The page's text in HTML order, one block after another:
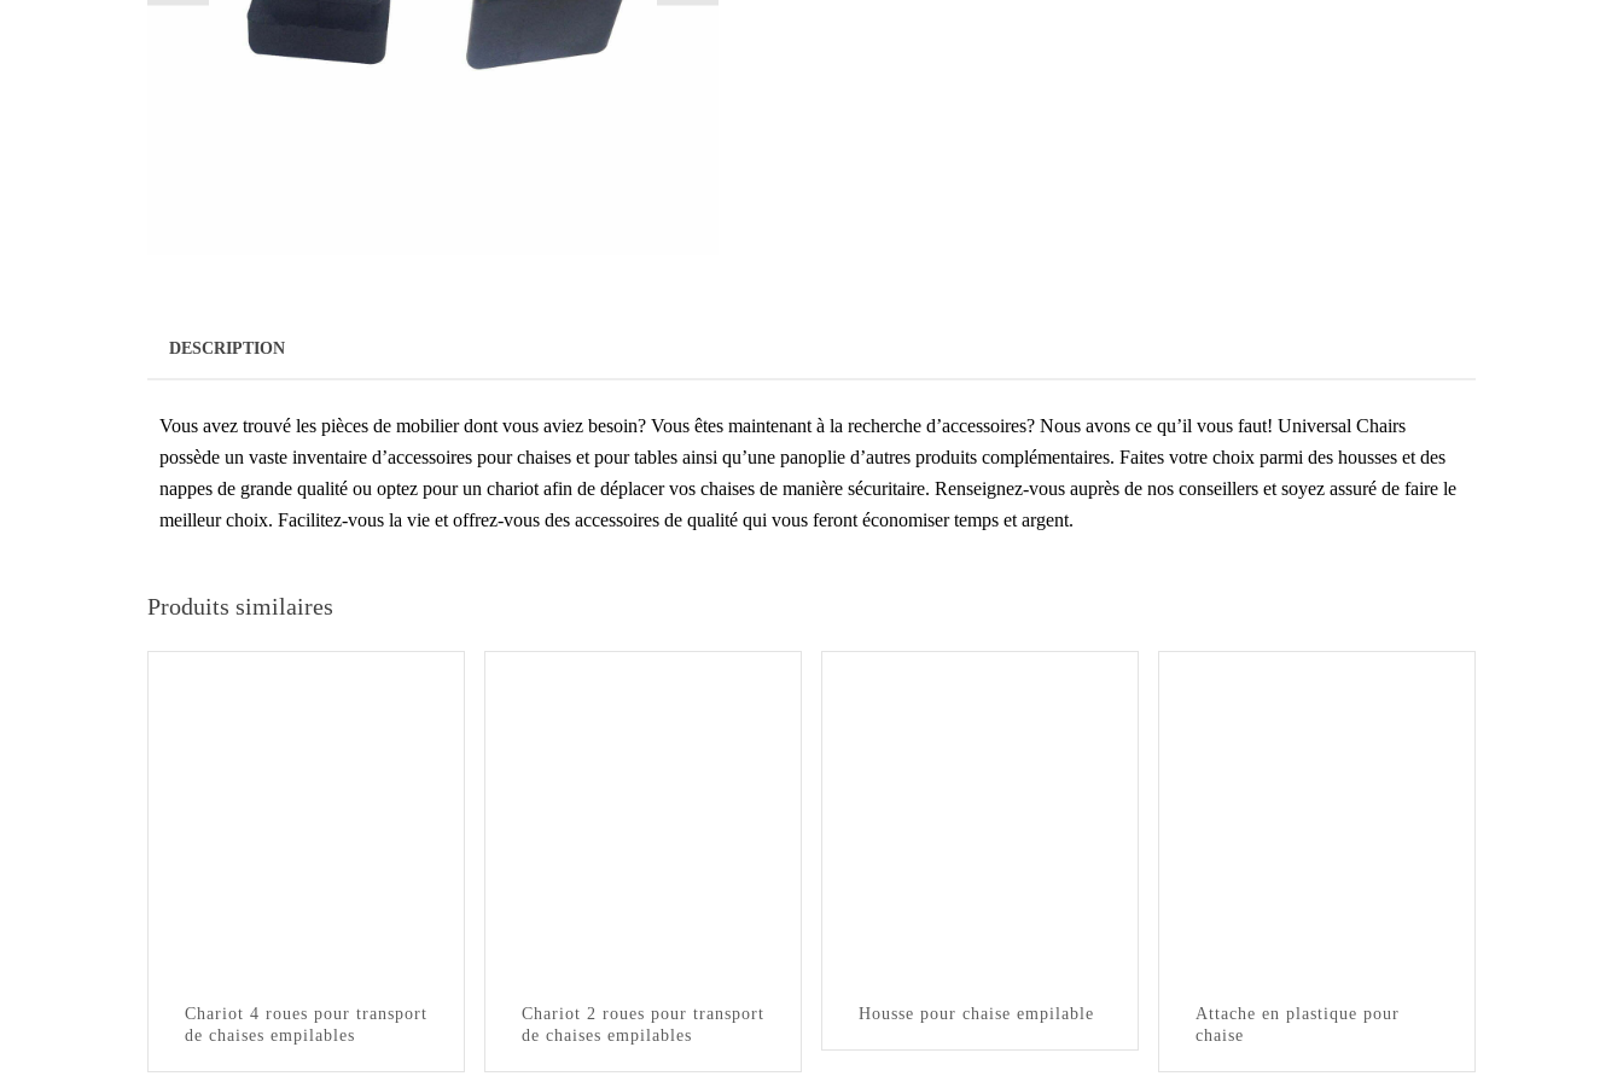
DESCRIPTION
Vous avez trouvé les pièces de mobilier dont vous aviez besoin? Vous êtes maintenant à la recherche d’accessoires? Nous avons ce qu’il vous faut! Universal Chairs
possède un vaste inventaire d’accessoires pour chaises et pour tables ainsi qu’une panoplie d’autres produits complémentaires. Faites votre choix parmi des housses et des
nappes de grande qualité ou optez pour un chariot afin de déplacer vos chaises de manière sécuritaire. Renseignez-vous auprès de nos conseillers et soyez assuré de faire le
meilleur choix. Facilitez-vous la vie et offrez-vous des accessoires de qualité qui vous feront économiser temps et argent.
Produits similaires
Chariot 4 roues pour transport
de chaises empilables
Chariot 2 roues pour transport
de chaises empilables
Housse pour chaise empilable
Attache en plastique pour
chaise